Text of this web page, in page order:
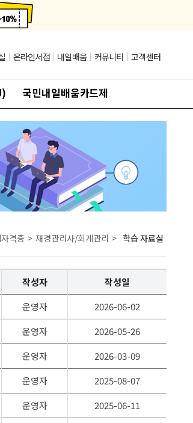
| 온라인서점 | 내일배움 | 커뮤니티 | 고객센터
국민내일배움카드제
격증 > 재경관리사/회계관리 > 학습 자료실
작성자
작성일
운영자
2026-06-02
운영자
2026-05-26
운영자
2026-03-09
운영자
2025-08-07
운영자
2025-06-11